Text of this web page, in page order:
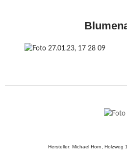
Hersteller: Michael Horn,